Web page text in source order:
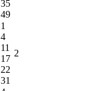
35
49
1
4
11
17
22
31
2